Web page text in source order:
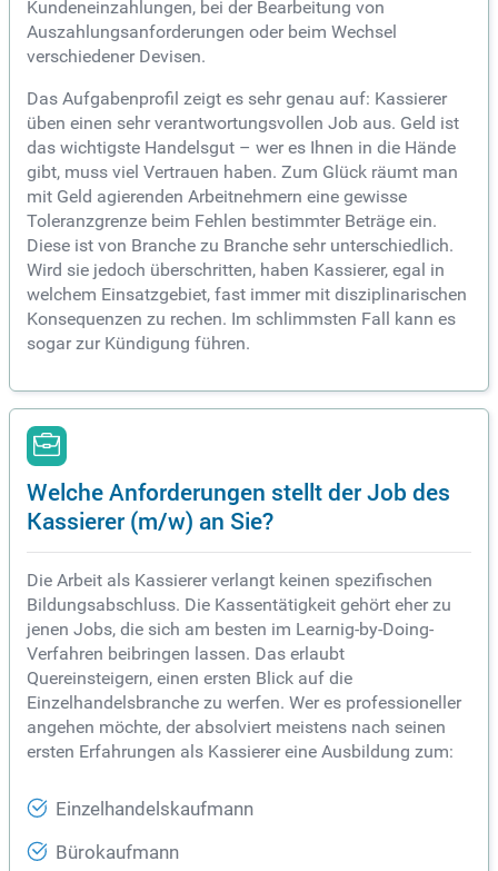
Kundeneinzahlungen, bei der Bearbeitung von
Auszahlungsanforderungen oder beim Wechsel
verschiedener Devisen.
Das Aufgabenprofil zeigt es sehr genau auf: Kassierer
üben einen sehr verantwortungsvollen Job aus. Geld ist
das wichtigste Handelsgut – wer es Ihnen in die Hände
gibt, muss viel Vertrauen haben. Zum Glück räumt man
mit Geld agierenden Arbeitnehmern eine gewisse
Toleranzgrenze beim Fehlen bestimmter Beträge ein.
Diese ist von Branche zu Branche sehr unterschiedlich.
Wird sie jedoch überschritten, haben Kassierer, egal in
welchem Einsatzgebiet, fast immer mit disziplinarischen
Konsequenzen zu rechen. Im schlimmsten Fall kann es
sogar zur Kündigung führen.
Welche Anforderungen stellt der Job des
Kassierer (m/w) an Sie?
Die Arbeit als Kassierer verlangt keinen spezifischen
Bildungsabschluss. Die Kassentätigkeit gehört eher zu
jenen Jobs, die sich am besten im Learnig-by-Doing-
Verfahren beibringen lassen. Das erlaubt
Quereinsteigern, einen ersten Blick auf die
Einzelhandelsbranche zu werfen. Wer es professioneller
angehen möchte, der absolviert meistens nach seinen
ersten Erfahrungen als Kassierer eine Ausbildung zum:
Einzelhandelskaufmann
Bürokaufmann